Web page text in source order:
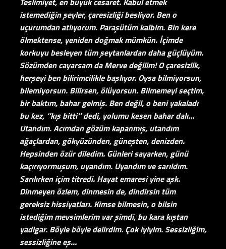
istemediğin şeyler, çaresizliği besliyor. Ben o
uçurumdan atlıyorum. Paraşütüm kalbim. Bin kere
ölmektense, yeniden doğmak mümkün. İçimde
korkuyu besleyen tüm şeytanlardan daha güçlüyüm.
Sözümden cayarsam da Merve değilim! O çaresizlik,
herşeyi ben bilirimcilikle başlıyor. Oysa bilmiyorsun,
bilemiyorsun. Bilirsen, ölüyorsun. Bilmemeyi seçtim,
bir baktım, bahar gelmiş. Ben değil, o beni yakaladı
bu kez, ‘’kış bitti’’ dedi, yolumu kesen bahar dalı…
Utandım. Acımdan gözüm kapanmış, utandım
ağaçlardan, gökyüzünden, güneşten, denizden.
Hepsinden özür diledim. Günleri sayarken, günü
kaçırıyormuşum, uyandım. Uyandım ve sarıldım.
Sarılırken içim titredi. Hayat emaresi yine aşk.
Dinmeyen özlem, dinmesin de, dindirsin tüm
gereksiz hissiyatları. Kimse bilmesin, o bilsin
istediğim mevsimlerim var şimdi, bu kara kıştan
yadigar. Böyle böyle delirdim. Çok iyiyim. Sessizliğim,
sessizliğine eş…